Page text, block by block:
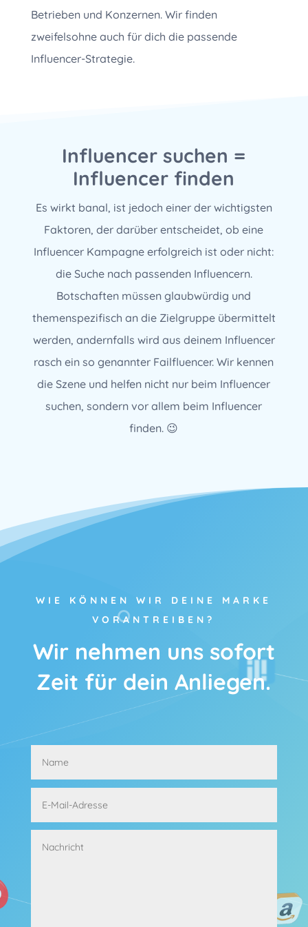
Betrieben und Konzernen. Wir finden
zweifelsohne auch für dich die passende
Influencer-Strategie.
Influencer suchen =
Influencer finden
Es wirkt banal, ist jedoch einer der wichtigsten
Faktoren, der darüber entscheidet, ob eine
Influencer Kampagne erfolgreich ist oder nicht:
die Suche nach passenden Influencern.
Botschaften müssen glaubwürdig und
themenspezifisch an die Zielgruppe übermittelt
werden, andernfalls wird aus deinem Influencer
rasch ein so genannter Failfluencer. Wir kennen
die Szene und helfen nicht nur beim Influencer
suchen, sondern vor allem beim Influencer
finden. 😉
WIE KÖNNEN WIR DEINE MARKE
VORANTREIBEN?
Wir nehmen uns sofort
Zeit für dein Anliegen.